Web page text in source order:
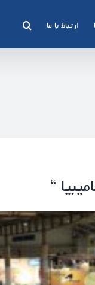
ارتباط با ما
“